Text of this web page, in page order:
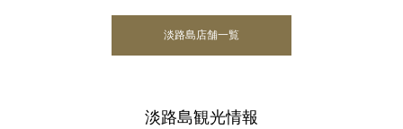
淡路島店舗一覧
淡路島観光情報